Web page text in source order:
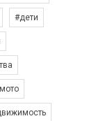
#дети